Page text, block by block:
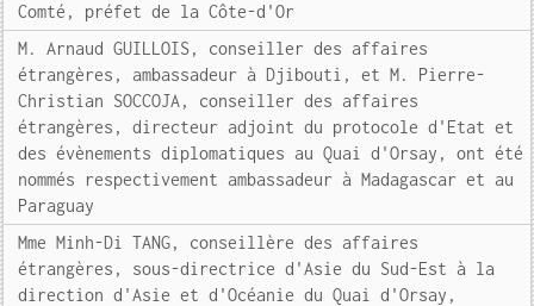
Comté, préfet de la Côte-d'Or
M. Arnaud GUILLOIS, conseiller des affaires
étrangères, ambassadeur à Djibouti, et M. Pierre-
Christian SOCCOJA, conseiller des affaires
étrangères, directeur adjoint du protocole d'Etat et
des évènements diplomatiques au Quai d'Orsay, ont été
nommés respectivement ambassadeur à Madagascar et au
Paraguay
Mme Minh-Di TANG, conseillère des affaires
étrangères, sous-directrice d'Asie du Sud-Est à la
direction d'Asie et d'Océanie du Quai d'Orsay,